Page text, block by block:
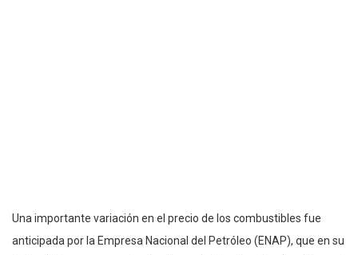
Una importante variación en el precio de los combustibles fue
anticipada por la Empresa Nacional del Petróleo (ENAP), que en su